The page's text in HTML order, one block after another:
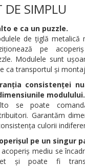
DE SIMPLU
e ca un puzzle.
de țiglă metalică
pe
Modulele sunt
ca transportul și
consistenței
modulului.
se poate
Garantăm
culorii
pe un singur
mediu se
și poate fi